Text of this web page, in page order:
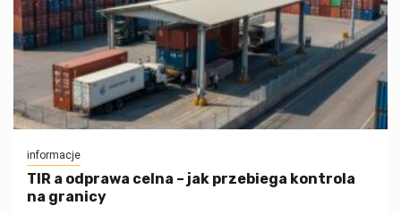
informacje
TIR a odprawa celna – jak przebiega kontrola
na granicy